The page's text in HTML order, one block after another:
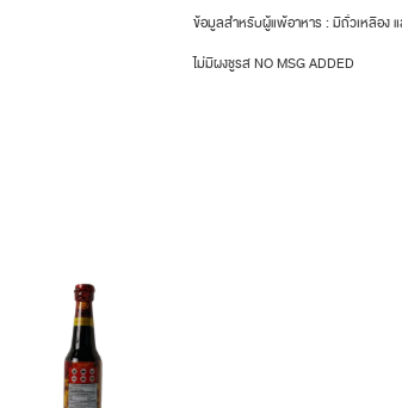
ข้อมูลสำหรับผู้แพ้อาหาร : มีถั่วเหลือง แ
ไม่มีผงชูรส NO MSG ADDED